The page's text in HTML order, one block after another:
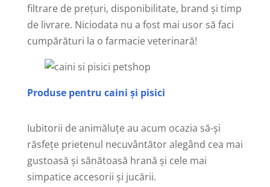
filtrare de preţuri, disponibilitate, brand şi timp
de livrare. Niciodata nu a fost mai usor să faci
cumpărături la o farmacie veterinară!
Produse pentru caini şi pisici
Iubitorii de animăluţe au acum ocazia să-şi
răsfeţe prietenul necuvântător alegând cea mai
gustoasă şi sănătoasă hrană şi cele mai
simpatice accesorii şi jucării.